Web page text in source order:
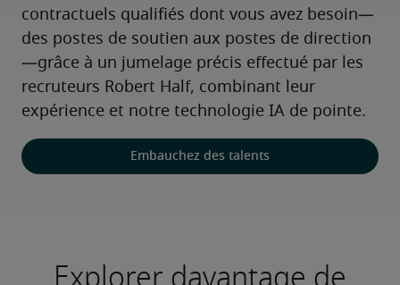
contractuels qualifiés dont vous avez besoin—
des postes de soutien aux postes de direction
—grâce à un jumelage précis effectué par les
recruteurs Robert Half, combinant leur
expérience et notre technologie IA de pointe.
Embauchez des talents